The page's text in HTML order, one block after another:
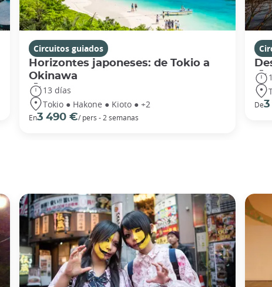
Circuitos guiados
Horizontes japoneses: de Tokio a
Okinawa
13 días
Tokio ● Hakone ● Kioto ● +2
En3 490 €/ pers - 2 semanas
De